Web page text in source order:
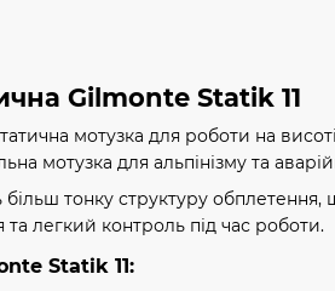
Gilmonte Statik 11
мотузка для роботи на
мотузка для альпінізму та
тонку структуру обплетення,
та легкий контроль під час роботи.
Statik 11: